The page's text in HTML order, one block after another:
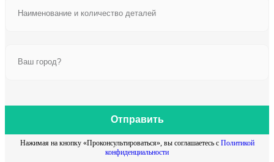
Отправить
Нажимая на кнопку «Проконсультироваться», вы соглашаетесь с Политикой
конфиденциальности